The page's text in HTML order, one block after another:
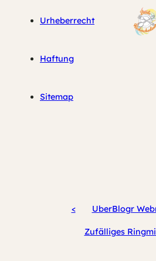
Urheberrecht
Haftung
Sitemap
< UberBlogr
Zufälliges